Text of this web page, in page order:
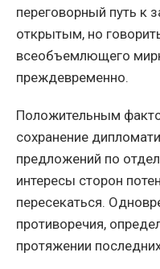
переговорный путь к
открытым, но
всеобъемлющего
преждевременно.
Положительным
сохранение
предложений по
интересы сторон
пересекаться.
противоречия,
протяжении